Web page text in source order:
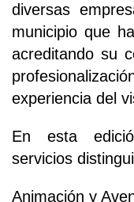
diversas
municipio que
acreditando su
experiencia del
En esta
servicios
Animación y